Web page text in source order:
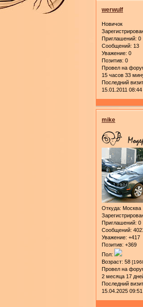
werwulf
Новичок
Приглашений: 0
Сообщений: 13
Уважение: 0
Позитив: 0
Провел на
15 часов 33
Последний
15.01.2011 08:44
mike
Откуда: Москва
Приглашений: 0
Сообщений:
Уважение: +417
Позитив: +369
Пол:
Возраст: 58
Провел на
2 месяца 17
Последний
15.04.2025 09:51